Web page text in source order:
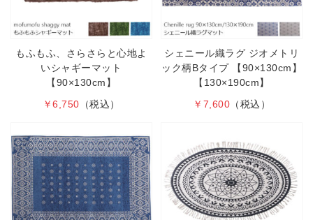
もふもふ、さらさらと心地よ
いシャギーマット
【90×130cm】
￥6,750 （税込）
シェニール織ラグ ジオメトリ
ック柄Bタイプ 【90×130cm】
【130×190cm】
￥7,600 （税込）